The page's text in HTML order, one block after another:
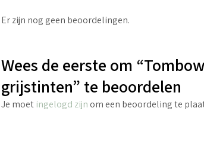
Er zijn nog geen beoordelingen.
Wees de eerste om
grijstinten” te beoordelen
Je moet ingelogd zijnom een beoordeling te